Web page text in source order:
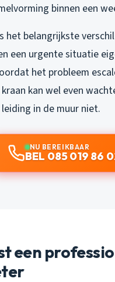
binnen een
het belangrijkste
een urgente situatie
het probleem
kan wel even
in de muur niet.
NU BEREIKBAAR
BEL 085 019 86
een